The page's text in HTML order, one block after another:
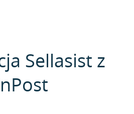
Sellasist z